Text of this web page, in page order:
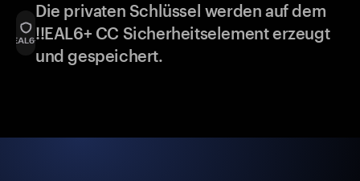
Die privaten Schlüssel werden auf dem
!!EAL6+ CC Sicherheitselement erzeugt
und gespeichert.